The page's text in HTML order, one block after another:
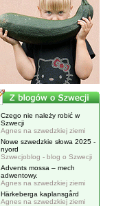
Czego nie należy robić w
Szwecji
Agnes na szwedzkiej ziemi
Nowe szwedzkie słowa 2025 -
nyord
Szwecjoblog - blog o Szwecji
Advents mossa – mech
adwentowy.
Agnes na szwedzkiej ziemi
Härkeberga kaplansgård
Agnes na szwedzkiej ziemi